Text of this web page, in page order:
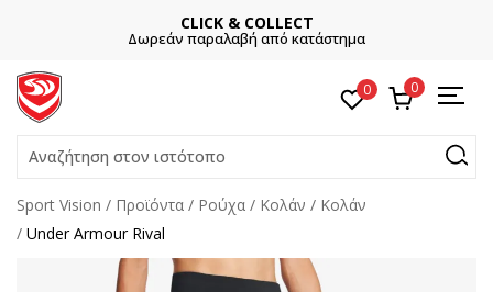
CLICK & COLLECT
Δωρεάν παραλαβή από κατάστημα
0 0
Αναζήτηση στον ιστότοπο
Sport Vision Προϊόντα Ρούχα Kολάν
Κολάν
Under Armour Rival